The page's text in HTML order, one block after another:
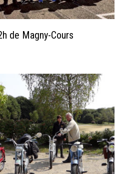
de Magny-Cours